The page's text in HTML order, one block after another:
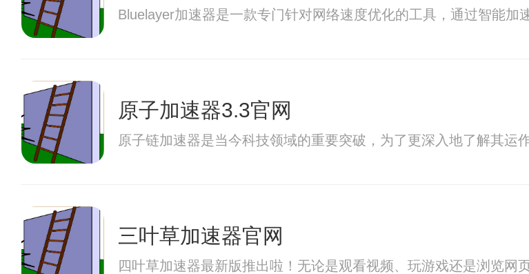
Bluelayer加速器是一款专门针对网络速度优化的工具，通过智能
原子加速器3.3官网
原子链加速器是当今科技领域的重要突破，为了更深入地了解其运
三叶草加速器官网
四叶草加速器最新版推出啦！无论是观看视频、玩游戏还是浏览